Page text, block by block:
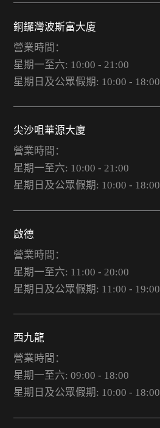
銅鑼灣波斯富大廈
營業時間：
星期一至六: 10:00 - 21:00
星期日及公眾假期: 10:00 - 18:00
尖沙咀華源大廈
營業時間：
星期一至六: 10:00 - 21:00
星期日及公眾假期: 10:00 - 18:00
啟德
營業時間：
星期一至六: 11:00 - 20:00
星期日及公眾假期: 11:00 - 19:00
西九龍
營業時間：
星期一至六: 09:00 - 18:00
星期日及公眾假期: 10:00 - 18:00